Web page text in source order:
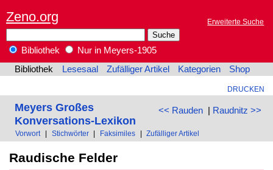
Zeno.org Erweiterte Suche
Bibliothek
Nur in Meyers-1905
Bibliothek
Lesesaal Zufälliger Artikel Kategorien Shop
DRUCKEN
<< Rauden| Raudnitz >>
Meyers Großes
Konversations-Lexikon
Vorwort Stichwörter Faksimiles Zufälliger Artikel
Raudische Felder